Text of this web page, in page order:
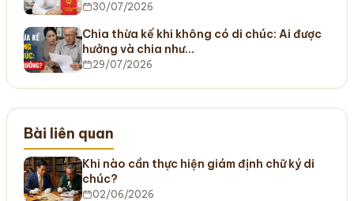
30/07/2026
Chia thừa kế khi không có di chúc: Ai được
hưởng và chia như…
29/07/2026
Bài liên quan
Khi nào cần thực hiện giám định chữ ký di
chúc?
02/06/2026